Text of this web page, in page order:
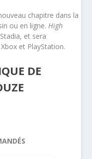
chapitre dans la
ou en ligne. High
et sera
et PlayStation.
DE